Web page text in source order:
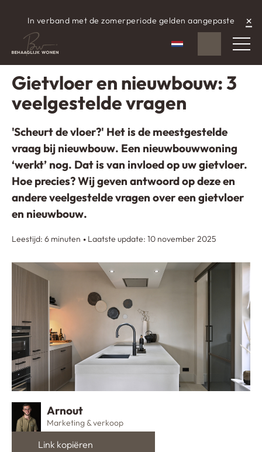
×
In verband met de zomerperiode gelden aangepaste
aangepaste openingstijden.
Nederlands
WhatsApp
Gescheven op: 5 september 2024
Gietvloer en nieuwbouw: 3
veelgestelde vragen
'Scheurt de vloer?' Het is de meestgestelde
vraag bij nieuwbouw. Een nieuwbouwwoning
‘werkt’ nog. Dat is van invloed op uw gietvloer.
Hoe precies? Wij geven antwoord op deze en
andere veelgestelde vragen over een gietvloer
en nieuwbouw.
Leestijd: 6 minuten Laatste update: 10 november 2025
Arnout
Marketing & verkoop